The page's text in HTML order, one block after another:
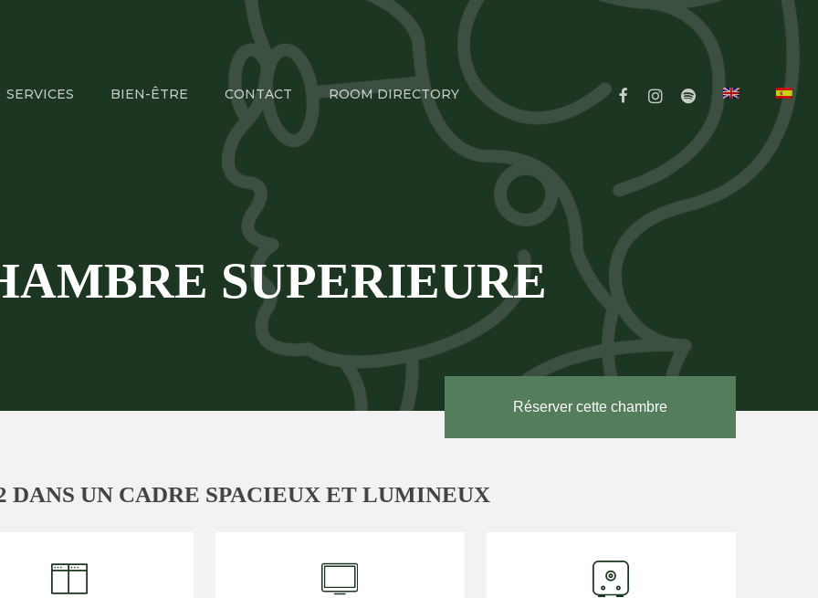
SERVICES BIEN-ÊTRE CONTACT ROOM DIRECTORY FACEBOOKINSTAGRAM
SPOTIFY
SUPERIEURE
Réserver cette chambre
DANS UN CADRE SPACIEUX ET LUMINEUX